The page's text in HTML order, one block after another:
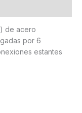
de acero
por 6
estantes